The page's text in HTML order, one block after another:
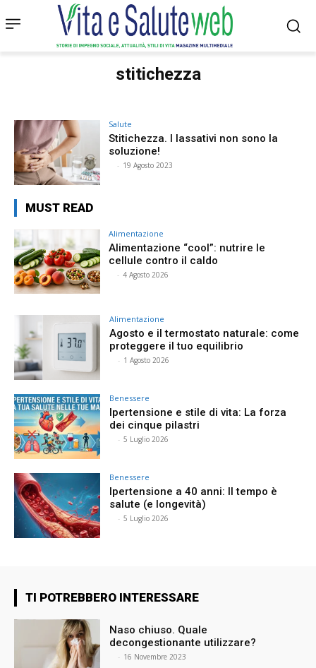
stitichezza
Salute
Stitichezza. I lassativi non sono la
soluzione!
- 19 Agosto 2023
MUST READ
Alimentazione
Alimentazione “cool”: nutrire le
cellule contro il caldo
- 4 Agosto 2026
Alimentazione
Agosto e il termostato naturale: come
proteggere il tuo equilibrio
- 1 Agosto 2026
Benessere
Ipertensione e stile di vita: La forza
dei cinque pilastri
- 5 Luglio 2026
Benessere
Ipertensione a 40 anni: Il tempo è
salute (e longevità)
- 5 Luglio 2026
TI POTREBBERO INTERESSARE
Naso chiuso. Quale
decongestionante utilizzare?
- 16 Novembre 2023